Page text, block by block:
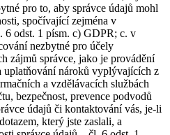
pro to, aby správce údajů mohl
spočívající zejména v
6 odst. 1 písm. c) GDPR; c. v
nezbytné pro účely
zájmů správce, jako je provádění
uplatňování nároků vyplývajících z
a vzdělávacích službách
bezpečnost, prevence podvodů
údajů či kontaktování vás, je-li
který jste zaslali, a